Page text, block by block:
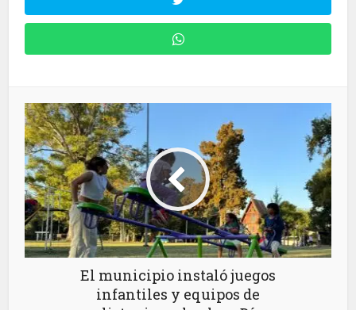
El municipio instaló juegos
infantiles y equipos de